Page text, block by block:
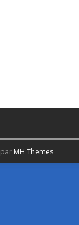
MH Themes